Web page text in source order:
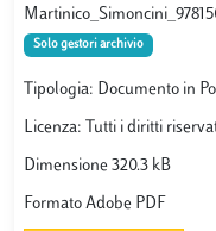
Solo gestori archivio
Tipologia: Documento in
Licenza: Tutti i diritti
Dimensione 320.3 kB
Formato Adobe PDF